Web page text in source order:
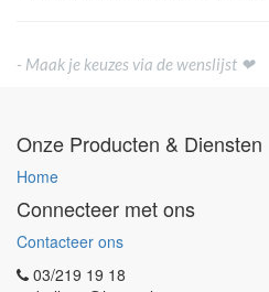
- Maak je keuzes via de wenslijst ❤
Onze Producten & Diensten
Home
Connecteer met ons
Contacteer ons
03/219 19 18